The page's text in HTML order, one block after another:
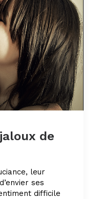
de
leur
ses
difficile